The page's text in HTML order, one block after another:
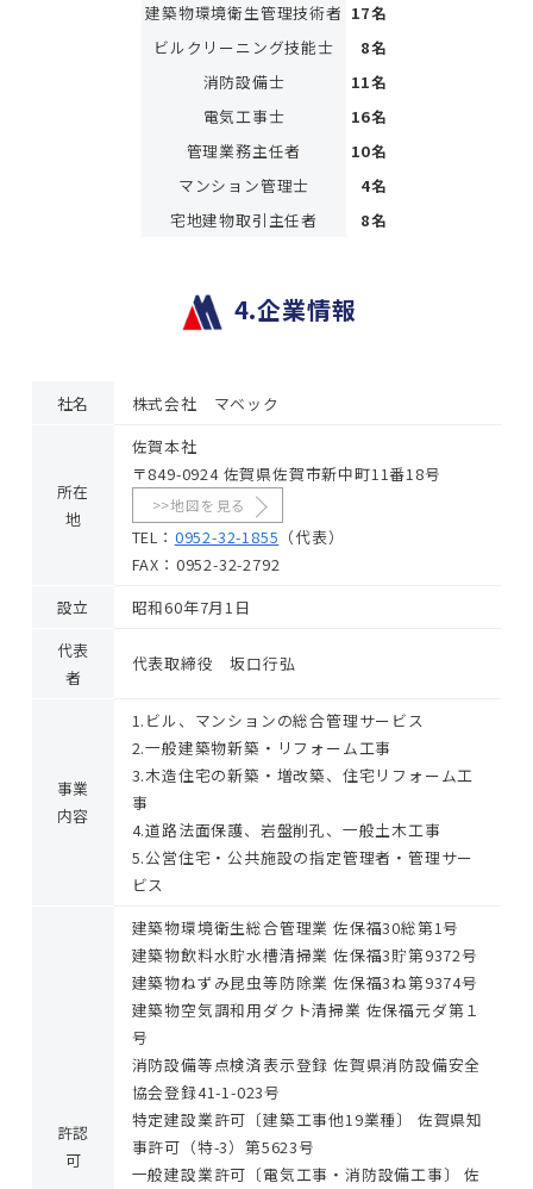
建築物環境衛生管理技術者 17名
ビルクリーニング技能士
8名
消防設備士
11名
電気工事士
16名
管理業務主任者
10名
マンション管理士
4名
宅地建物取引主任者
8名
4.企業情報
社名 株式会社 マベック
所在
地
佐賀本社
〒849-0924 佐賀県佐賀市新中町11番18号
>>地図を見る
TEL： 0952-32-1855 （代表）
FAX：0952-32-2792
設立
昭和60年7月1日
代表
者
代表取締役 坂口行弘
事業
内容
1.ビル、マンションの総合管理サービス
2.一般建築物新築・リフォーム工事
3.木造住宅の新築・増改築、住宅リフォーム工
事
4.道路法面保護、岩盤削孔、一般土木工事
5.公営住宅・公共施設の指定管理者・管理サー
ビス
許認
可
建築物環境衛生総合管理業 佐保福30総第1号
建築物飲料水貯水槽清掃業 佐保福3貯第9372号
建築物ねずみ昆虫等防除業 佐保福3ね第9374号
建築物空気調和用ダクト清掃業 佐保福元ダ第１
号
消防設備等点検済表示登録 佐賀県消防設備安全
協会登録41-1-023号
特定建設業許可〔建築工事他19業種〕 佐賀県知
事許可（特-3）第5623号
一般建設業許可〔電気工事・消防設備工事〕 佐